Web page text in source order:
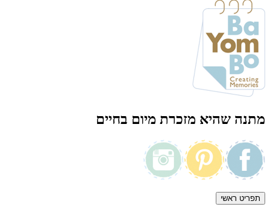
מתנה שהיא מזכרת מיום בחיים
תפריט ראשי